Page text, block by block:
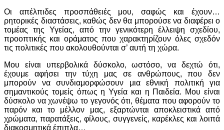
Οι απέλπιδες προσπάθειές μου, σαφώς και έχουν…
ρητορικές διαστάσεις, καθώς δεν θα μπορούσε να διαφέρει ο
τομέας της Υγείας, από την γενικότερη έλλειψη σχεδίου,
προοπτικής και οράματος που χαρακτηρίζουν όλες σχεδόν
τις πολιτικές που ακολουθούνται σ’ αυτή τη χώρα.
Μου είναι υπερβολικά δύσκολο, ωστόσο, να δεχτώ ότι,
έχουμε αφήσει την τύχη μας σε ανθρώπους, που δεν
μπορούν να συνδιαμορφώσουν μια εθνική πολιτική για
σημαντικούς τομείς όπως η Υγεία και η Παιδεία. Μου είναι
δύσκολο να χωνέψω το γεγονός ότι, θέματα που αφορούν το
παρόν και το μέλλον μας, εξαρτώνται αποκλειστικά από
χρώματα, παρατάξεις, φίλους, συγγενείς, καρέκλες και λοιπά
διακοσμητικά έπιπλα…